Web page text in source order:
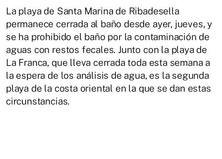
La playa de Santa Marina de Ribadesella
permanece cerrada al baño desde ayer, jueves, y
se ha prohibido el baño por la contaminación de
aguas con restos fecales. Junto con la playa de
La Franca, que lleva cerrada toda esta semana a
la espera de los análisis de agua, es la segunda
playa de la costa oriental en la que se dan estas
circunstancias.